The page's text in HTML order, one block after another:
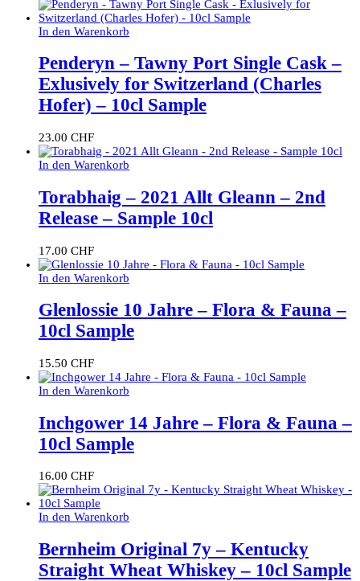
In den Warenkorb
Penderyn – Tawny Port Single Cask –
Exlusively for Switzerland (Charles
Hofer) – 10cl Sample
23.00 CHF
In den Warenkorb
Torabhaig – 2021 Allt Gleann – 2nd
Release – Sample 10cl
17.00 CHF
In den Warenkorb
Glenlossie 10 Jahre – Flora & Fauna –
10cl Sample
15.50 CHF
In den Warenkorb
Inchgower 14 Jahre – Flora & Fauna –
10cl Sample
16.00 CHF
In den Warenkorb
Bernheim Original 7y – Kentucky
Straight Wheat Whiskey – 10cl Sample